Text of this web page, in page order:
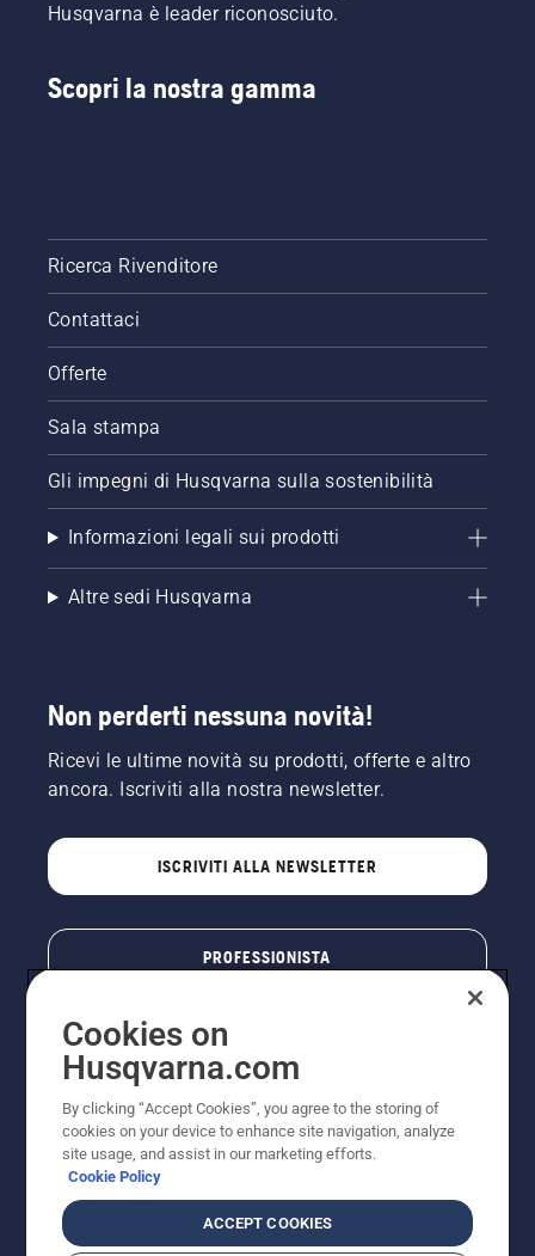
Husqvarna è leader riconosciuto.
Scopri la nostra gamma
Ricerca Rivenditore
Contattaci
Offerte
Sala stampa
Gli impegni di Husqvarna sulla sostenibilità
Informazioni legali sui prodotti
Altre sedi Husqvarna
Non perderti nessuna novità!
Ricevi le ultime novità su prodotti, offerte e altro
ancora. Iscriviti alla nostra newsletter.
ISCRIVITI ALLA NEWSLETTER
PROFESSIONISTA
© Husqvarna AB (publ). Tutti i diritti riservati. I prezzi
pubblicati si intendono raccomandati e arrotondati, non
Cookies on
Husqvarna.com
By clicking “Accept Cookies”, you agree to the storing of
cookies on your device to enhance site navigation, analyze
site usage, and assist in our marketing efforts.
Cookie Policy
ACCEPT COOKIES